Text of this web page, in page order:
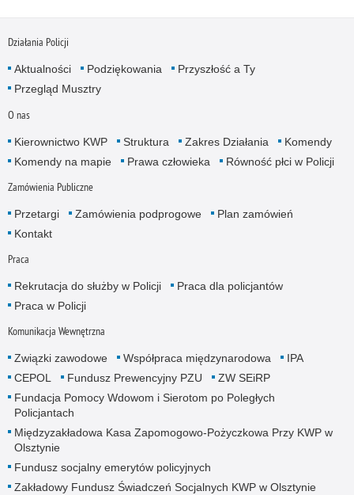
Działania Policji
Aktualności Podziękowania
Przyszłość a Ty
Przegląd Musztry
O nas
Kierownictwo KWP Struktura Zakres Działania
Komendy
Komendy na mapie
Prawa człowieka Równość płci w Policji
Zamówienia Publiczne
Przetargi Zamówienia podprogowe
Plan zamówień
Kontakt
Praca
Rekrutacja do służby w Policji
Praca dla policjantów
Praca w Policji
Komunikacja Wewnętrzna
Związki zawodowe Współpraca międzynarodowa
IPA
CEPOL
Fundusz Prewencyjny PZU
ZW SEiRP
Fundacja Pomocy Wdowom i Sierotom po Poległych
Policjantach
Międzyzakładowa Kasa Zapomogowo-Pożyczkowa Przy KWP w
Olsztynie
Fundusz socjalny emerytów policyjnych
Zakładowy Fundusz Świadczeń Socjalnych KWP w Olsztynie